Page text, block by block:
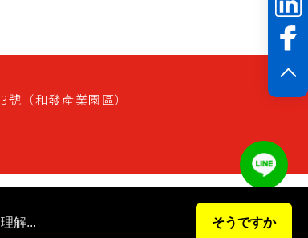
號（和發產業園區）
解... そうですか